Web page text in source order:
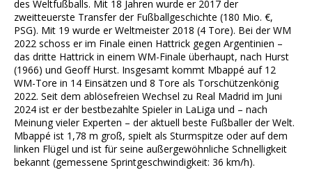
des Weltfußballs. Mit 18 Jahren wurde er 2017 der
zweitteuerste Transfer der Fußballgeschichte (180 Mio. €,
PSG). Mit 19 wurde er Weltmeister 2018 (4 Tore). Bei der WM
2022 schoss er im Finale einen Hattrick gegen Argentinien –
das dritte Hattrick in einem WM-Finale überhaupt, nach Hurst
(1966) und Geoff Hurst. Insgesamt kommt Mbappé auf 12
WM-Tore in 14 Einsätzen und 8 Tore als Torschützenkönig
2022. Seit dem ablösefreien Wechsel zu Real Madrid im Juni
2024 ist er der bestbezahlte Spieler in LaLiga und – nach
Meinung vieler Experten – der aktuell beste Fußballer der Welt.
Mbappé ist 1,78 m groß, spielt als Sturmspitze oder auf dem
linken Flügel und ist für seine außergewöhnliche Schnelligkeit
bekannt (gemessene Sprintgeschwindigkeit: 36 km/h).